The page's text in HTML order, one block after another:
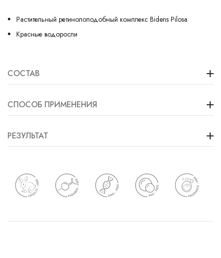
Растительный ретинолоподобный комплекс Bidens Pilosa
Красные водоросли
СОСТАВ
СПОСОБ ПРИМЕНЕНИЯ
РЕЗУЛЬТАТ